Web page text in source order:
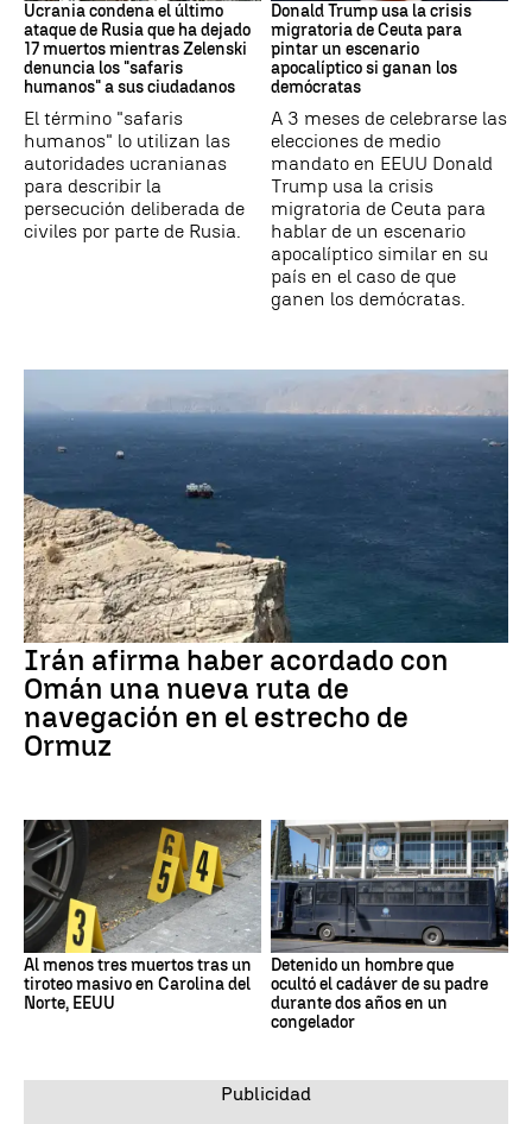
Ucrania condena el último
ataque de Rusia que ha dejado
17 muertos mientras Zelenski
denuncia los "safaris
humanos" a sus ciudadanos
El término "safaris
humanos" lo utilizan las
autoridades ucranianas
para describir la
persecución deliberada de
civiles por parte de Rusia.
Donald Trump usa la crisis
migratoria de Ceuta para
pintar un escenario
apocalíptico si ganan los
demócratas
A 3 meses de celebrarse las
elecciones de medio
mandato en EEUU Donald
Trump usa la crisis
migratoria de Ceuta para
hablar de un escenario
apocalíptico similar en su
país en el caso de que
ganen los demócratas.
Irán afirma haber acordado con
Omán una nueva ruta de
navegación en el estrecho de
Ormuz
Al menos tres muertos tras un
tiroteo masivo en Carolina del
Norte, EEUU
Detenido un hombre que
ocultó el cadáver de su padre
durante dos años en un
congelador